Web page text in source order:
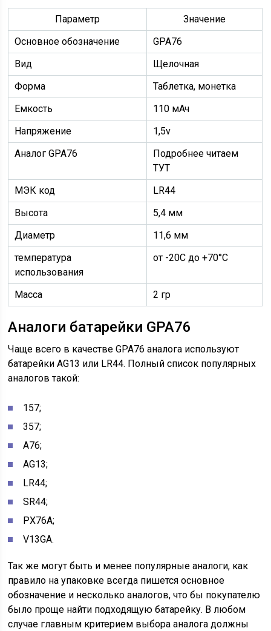
Параметр
Значение
Основное обозначение
GPA76
Вид
Щелочная
Форма
Таблетка, монетка
Емкость
110 мАч
Напряжение
1,5v
Аналог GPA76
Подробнее читаем
ТУТ
МЭК код
LR44
Высота
5,4 мм
Диаметр
11,6 мм
температура
использования
от -20С до +70°С
Масса 2 гр
Аналоги батарейки GPA76
Чаще всего в качестве GPA76 аналога используют
батарейки AG13 или LR44. Полный список популярных
аналогов такой:
157;
357;
A76;
AG13;
LR44;
SR44;
PX76A;
V13GA.
Так же могут быть и менее популярные аналоги, как
правило на упаковке всегда пишется основное
обозначение и несколько аналогов, что бы покупателю
было проще найти подходящую батарейку. В любом
случае главным критерием выбора аналога должны